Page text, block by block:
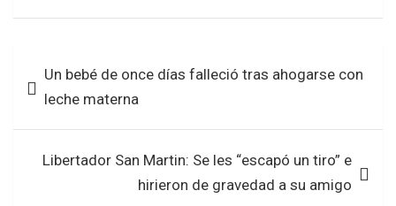
ce
o
o
k
tt at
A
p
p
ar
de Un bebé de once días falleció tras ahogarse con
leche materna
Libertador San Martin: Se les “escapó un tiro” e
hirieron de gravedad a su amigo